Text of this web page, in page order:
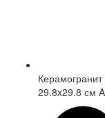
29.8x29.8 см